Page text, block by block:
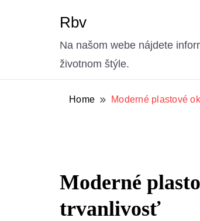
Rbv
Na našom webe nájdete
životnom štýle.
Home Moderné plastové
Moderné
trvanlivosť